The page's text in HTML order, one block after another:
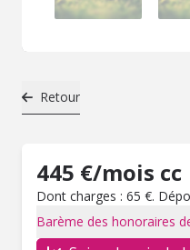
Retour
445 €/mois cc
Dont charges : 65 €.
Barème des honoraires